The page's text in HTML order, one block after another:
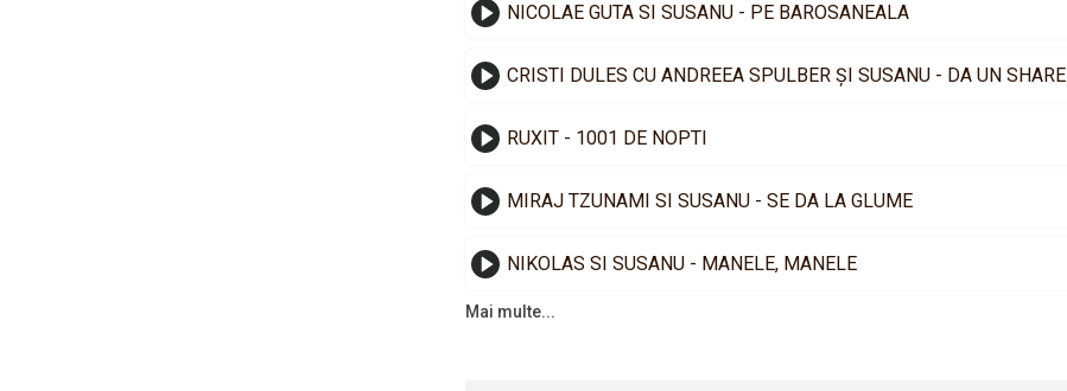
NICOLAE GUTA SI SUSANU - PE BAROSANEALA
CRISTI DULES CU ANDREEA SPULBER ȘI SUSANU - DA UN SHARE
RUXIT - 1001 DE NOPTI
MIRAJ TZUNAMI SI SUSANU - SE DA LA GLUME
NIKOLAS SI SUSANU - MANELE, MANELE
Mai multe...